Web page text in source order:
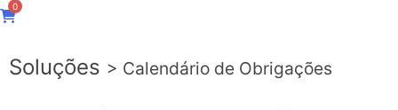
0
Soluções > Calendário de Obrigações